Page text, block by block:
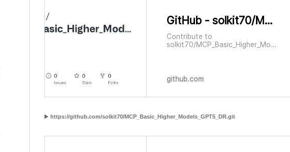
GitHub - solkit70/MCP_Basic_Higher_Models_GC
Contribute to
solkit70/MCP_Basic_Higher_Mode
github.com
▶️ https://github.com/solkit70/MCP_Basic_Higher_Models_GPT5_DR.git